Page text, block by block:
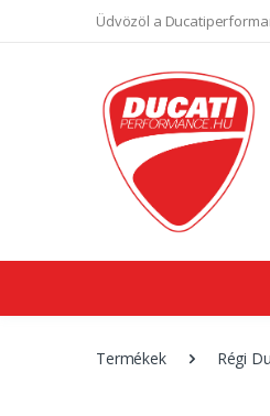
Üdvözöl a
Termékek Régi